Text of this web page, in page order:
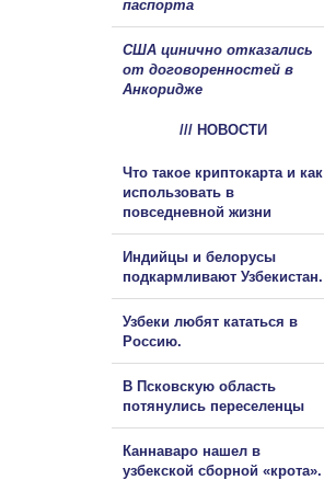
паспорта
США цинично отказались
от договоренностей в
Анкоридже
/// НОВОСТИ
Что такое криптокарта и как
использовать в
повседневной жизни
Индийцы и белорусы
подкармливают Узбекистан.
Узбеки любят кататься в
Россию.
В Псковскую область
потянулись переселенцы
Каннаваро нашел в
узбекской сборной «крота».